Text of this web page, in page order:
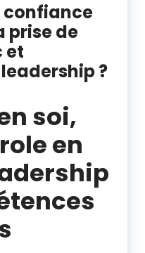
confiance
prise de
et
?
soi,
en